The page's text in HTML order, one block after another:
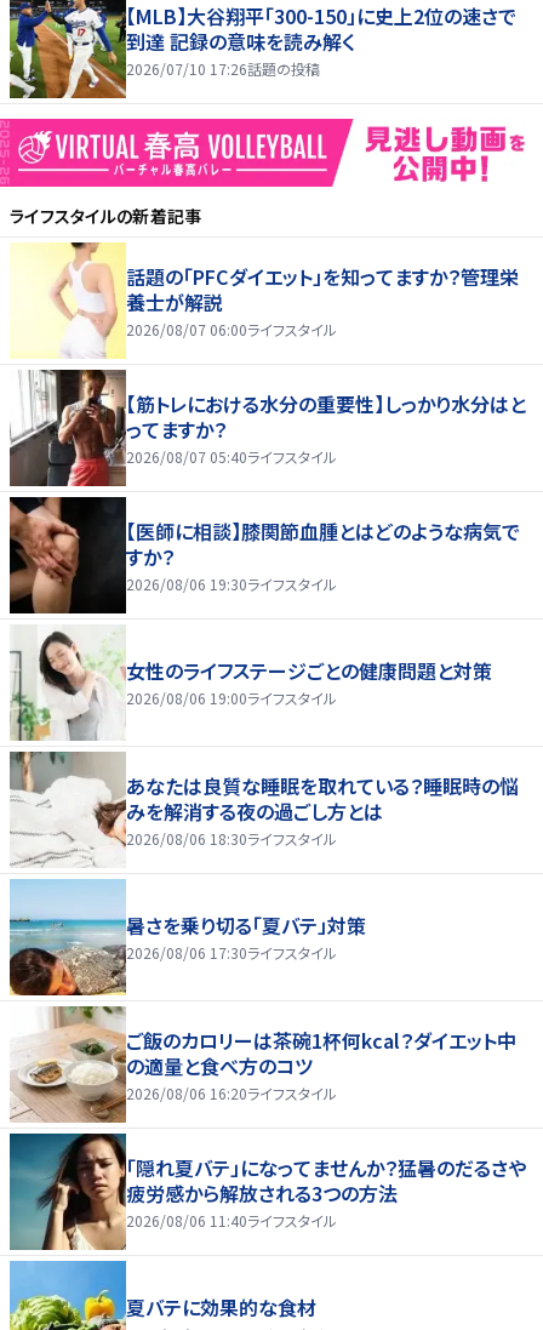
【MLB】大谷翔平「300-150」に史上2位の速さで
到達 記録の意味を読み解く
2026/07/10 17:26話題の投稿
ライフスタイルの新着記事
話題の「PFCダイエット」を知ってますか？管理栄
養士が解説
2026/08/07 06:00ライフスタイル
【筋トレにおける水分の重要性】しっかり水分はと
ってますか？
2026/08/07 05:40ライフスタイル
【医師に相談】膝関節血腫とはどのような病気で
すか？
2026/08/06 19:30ライフスタイル
女性のライフステージごとの健康問題と対策
2026/08/06 19:00ライフスタイル
あなたは良質な睡眠を取れている？睡眠時の悩
みを解消する夜の過ごし方とは
2026/08/06 18:30ライフスタイル
暑さを乗り切る「夏バテ」対策
2026/08/06 17:30ライフスタイル
ご飯のカロリーは茶碗1杯何kcal？ダイエット中
の適量と食べ方のコツ
2026/08/06 16:20ライフスタイル
「隠れ夏バテ」になってませんか？猛暑のだるさや
疲労感から解放される3つの方法
2026/08/06 11:40ライフスタイル
夏バテに効果的な食材